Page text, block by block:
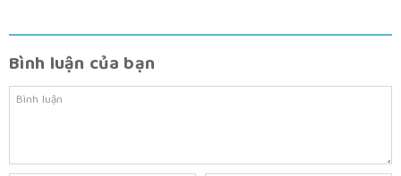
Bình luận của bạn